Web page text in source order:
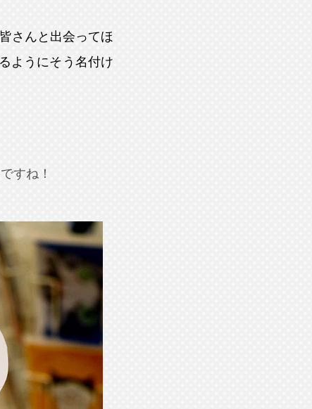
さんと出会ってほ
ようにそう名付け
すね！